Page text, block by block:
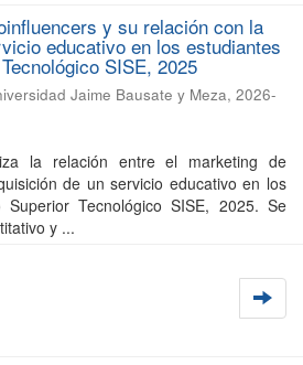
y su relación con la
educativo en los estudiantes
SISE, 2025
Jaime Bausate y Meza, 2026-
la relación entre el marketing de
de un servicio educativo en los
Tecnológico SISE, 2025. Se
y ...